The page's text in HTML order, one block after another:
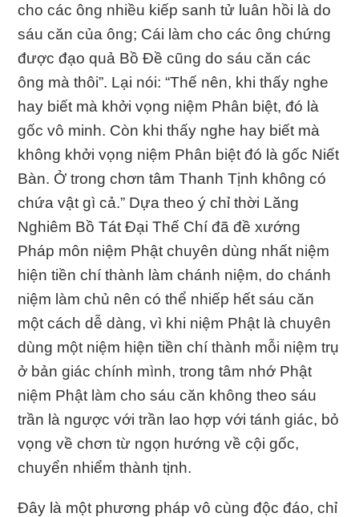
cho các ông nhiều kiếp sanh tử luân hồi là do
sáu căn của ông; Cái làm cho các ông chứng
được đạo quả Bồ Đề cũng do sáu căn các
ông mà thôi”. Lại nói: “Thế nên, khi thấy nghe
hay biết mà khởi vọng niệm Phân biệt, đó là
gốc vô minh. Còn khi thấy nghe hay biết mà
không khởi vọng niệm Phân biệt đó là gốc Niết
Bàn. Ở trong chơn tâm Thanh Tịnh không có
chứa vật gì cả.” Dựa theo ý chỉ thời Lăng
Nghiêm Bồ Tát Đại Thế Chí đã đề xướng
Pháp môn niệm Phật chuyên dùng nhất niệm
hiện tiền chí thành làm chánh niệm, do chánh
niệm làm chủ nên có thể nhiếp hết sáu căn
một cách dễ dàng, vì khi niệm Phật là chuyên
dùng một niệm hiện tiền chí thành mỗi niệm trụ
ở bản giác chính mình, trong tâm nhớ Phật
niệm Phật làm cho sáu căn không theo sáu
trần là ngược với trần lao hợp với tánh giác, bỏ
vọng về chơn từ ngọn hướng về cội gốc,
chuyển nhiểm thành tịnh.
Đây là một phương pháp vô cùng độc đáo, chỉ